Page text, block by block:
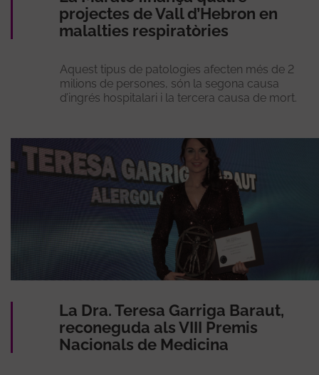
projectes de Vall d’Hebron en
malalties respiratòries
Aquest tipus de patologies afecten més de 2
milions de persones, són la segona causa
d’ingrés hospitalari i la tercera causa de mort.
La Dra. Teresa Garriga Baraut,
reconeguda als VIII Premis
Nacionals de Medicina